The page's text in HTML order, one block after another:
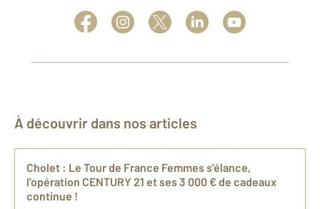
À découvrir dans nos articles
Cholet : Le Tour de France Femmes s’élance,
l’opération CENTURY 21 et ses 3 000 € de cadeaux
continue !